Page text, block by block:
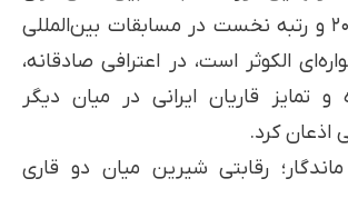
ایران در سال ۲۰۱۲ و رتبه نخست در مسابقات بین‌المللی
الکوثر است، در اعترافی صادقانه،
و تمایز قاریان ایرانی در میان دیگر
کرد.
رقابتی شیرین میان دو قاری